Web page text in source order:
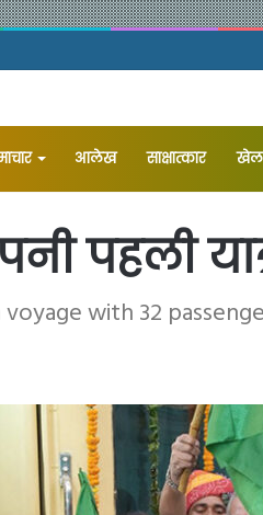
आलेख ⁠साक्षात्कार खेल
with 32